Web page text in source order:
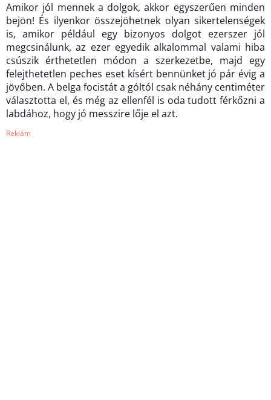
Amikor jól mennek a dolgok, akkor egyszerűen minden
bejön! És ilyenkor összejöhetnek olyan sikertelenségek
is, amikor például egy bizonyos dolgot ezerszer jól
megcsinálunk, az ezer egyedik alkalommal valami hiba
csúszik érthetetlen módon a szerkezetbe, majd egy
felejthetetlen peches eset kísért bennünket jó pár évig a
jövőben. A belga focistát a góltól csak néhány centiméter
választotta el, és még az ellenfél is oda tudott férkőzni a
labdához, hogy jó messzire lője el azt.
Reklám